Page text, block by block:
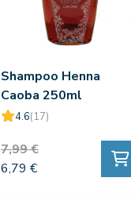
Shampoo Henna
Caoba 250ml
4.6(17)
7,99 €
6,79 €